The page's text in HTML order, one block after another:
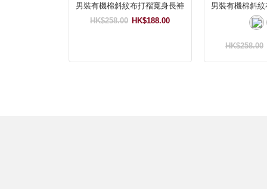
男裝有機棉斜紋布打褶寬身長褲
HK$188.00
HK$258.00
男裝有機棉斜
HK$258.00